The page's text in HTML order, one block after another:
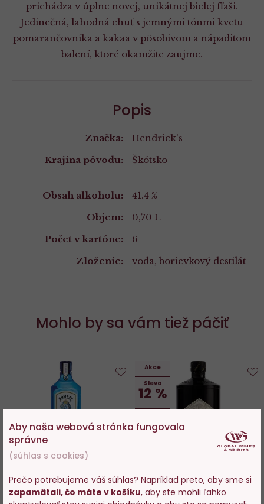
prichádza v úplne novej, unikátnej bielej fľaši.
Jedinečná, lahodná chuť s jemnými tónmi kvetu
pomarančovníka a kakaa v pôsobivom a nápaditom
balení, ktoré okamžite zaujme.
Popis
Značka:
Hendrick's
Krajina pôvodu:
Škótsko
Vlastnosti
Obsah alkoholu:
41.4 %
Objem:
0,70 L
Počet v kartóne:
6
Zloženie:
voda, borievkový destilát
Mohlo by sa vám tiež páčiť
100%
Bombay Sapphire 0,7l
obľúbených
Akce
Sleva
12 %
Hendrick´s Gin 0,7l
Aby naša webová stránka fungovala
správne
(súhlas s cookies)
Prečo potrebujeme váš súhlas? Napríklad preto, aby sme si
zapamätali, čo máte v košíku, aby ste mohli ľahko
Vstupujete na stránky s